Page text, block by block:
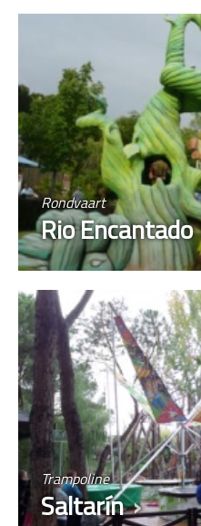
Rondvaart
Rio Encantado
Trampoline
Saltarín